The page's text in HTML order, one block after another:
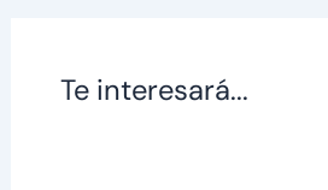
Te interesará...